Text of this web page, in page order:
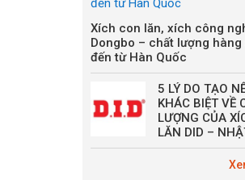
Xích con lăn, xích công
Dongbo – chất lượng hàng
đến từ Hàn Quốc
5 LÝ DO TẠO
KHÁC BIỆT VỀ
LƯỢNG CỦA
LĂN DID –